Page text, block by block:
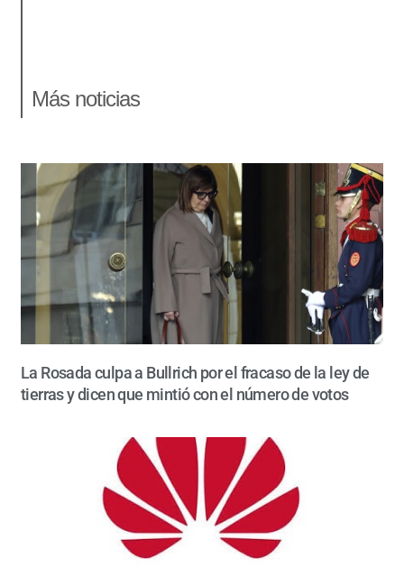
Más noticias
La Rosada culpa a Bullrich por el fracaso de la ley de
tierras y dicen que mintió con el número de votos